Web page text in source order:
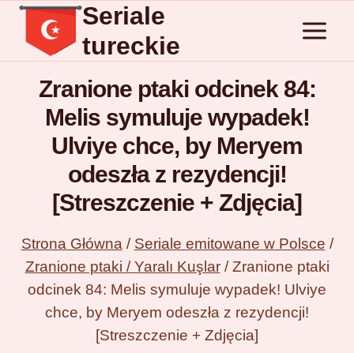
Przejdź
treści
Seriale
tureckie
Zranione ptaki odcinek 84:
Melis symuluje wypadek!
Ulviye chce, by Meryem
odeszła z rezydencji!
[Streszczenie + Zdjęcia]
Strona Główna / Seriale emitowane w Polsce /
Zranione ptaki / Yaralı Kuşlar / Zranione ptaki
odcinek 84: Melis symuluje wypadek! Ulviye
chce, by Meryem odeszła z rezydencji!
[Streszczenie + Zdjęcia]